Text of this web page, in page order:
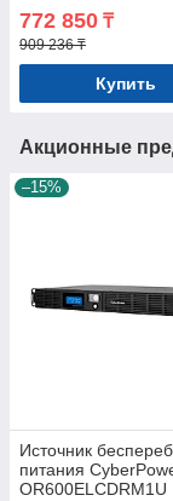
772 850 ₸
909 236 ₸
Купить
Акционные
–15%
Источник
питания
OR600ELCDRM1U